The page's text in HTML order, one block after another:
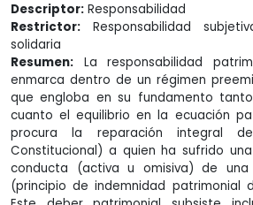
Descriptor: Responsabilidad
Restrictor: Responsabilidad
solidaria
Resumen: La responsabilidad
enmarca dentro de un régimen
que engloba en su fundamento
cuanto el equilibrio en la ecuación
procura la reparación integral
Constitucional) a quien ha sufrido
conducta (activa u omisiva) de una
(principio de indemnidad patrimonial